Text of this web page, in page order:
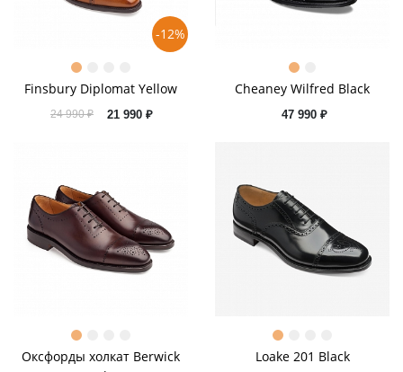
-12%
Finsbury Diplomat Yellow
24 990 ₽ 21 990 ₽
Cheaney Wilfred Black
47 990 ₽
Оксфорды холкат Berwick
Loake 201 Black